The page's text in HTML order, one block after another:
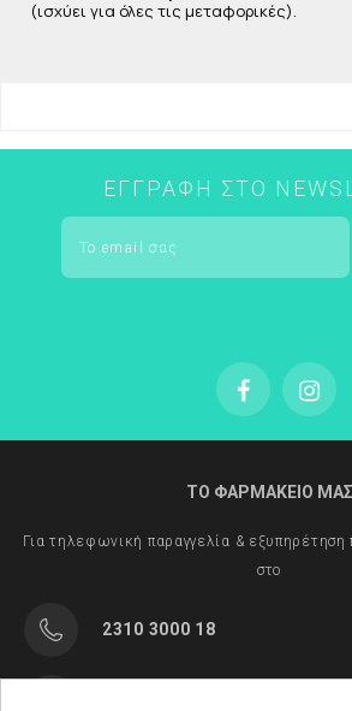
(ισχύει για όλες τις μεταφορικές).
ΕΓΓΡΑΦΉ ΣΤΟ
ΤΟ ΦΑΡΜΑΚΕΙΟ ΜΑΣ
Για τηλεφωνική παραγγελία &
στο
2310 3000 18